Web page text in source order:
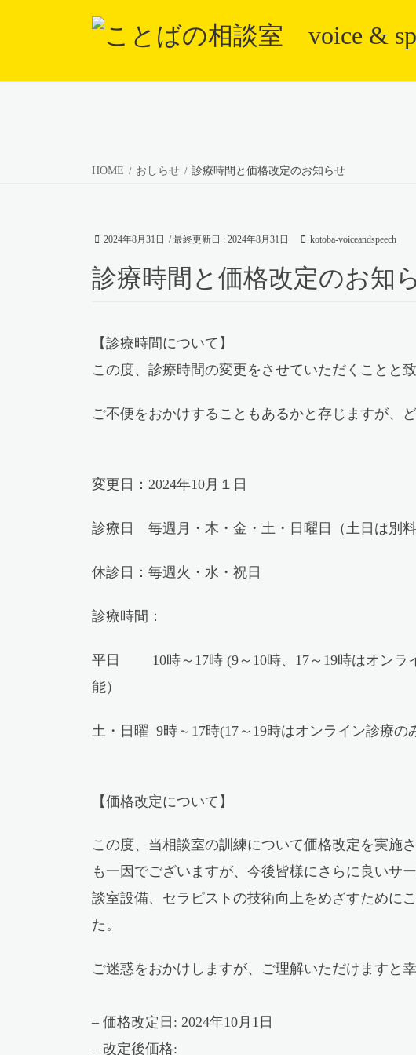
HOME おしらせ 診療時間と価格改定のお知らせ
2024年8月31日 / 最終更新日 : 2024年8月31日 kotoba-voiceandspeech
診療時間と価格改定のお知
【診療時間について】
この度、診療時間の変更をさせていただくことと致
ご不便をおかけすることもあるかと存じますが、
変更日：2024年10月１日
診療日 毎週月・木・金・土・日曜日（土日は別料
休診日：毎週火・水・祝日
診療時間：
平日 10時～17時 (9～10時、17～19時はオンラ
能）
土・日曜 9時～17時(17～19時はオンライン診療の
【価格改定について】
この度、当相談室の訓練について価格改定を実施
も一因でございますが、今後皆様にさらに良いサ
談室設備、セラピストの技術向上をめざすために
た。
ご迷惑をおかけしますが、ご理解いただけますと幸
– 価格改定日: 2024年10月1日
– 改定後価格: